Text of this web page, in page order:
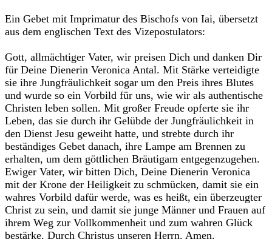
Ein Gebet mit Imprimatur des Bischofs von Iai, übersetzt
aus dem englischen Text des Vizepostulators:
Gott, allmächtiger Vater, wir preisen Dich und danken Dir
für Deine Dienerin Veronica Antal. Mit Stärke verteidigte
sie ihre Jungfräulichkeit sogar um den Preis ihres Blutes
und wurde so ein Vorbild für uns, wie wir als authentische
Christen leben sollen. Mit großer Freude opferte sie ihr
Leben, das sie durch ihr Gelübde der Jungfräulichkeit in
den Dienst Jesu geweiht hatte, und strebte durch ihr
beständiges Gebet danach, ihre Lampe am Brennen zu
erhalten, um dem göttlichen Bräutigam entgegenzugehen.
Ewiger Vater, wir bitten Dich, Deine Dienerin Veronica
mit der Krone der Heiligkeit zu schmücken, damit sie ein
wahres Vorbild dafür werde, was es heißt, ein überzeugter
Christ zu sein, und damit sie junge Männer und Frauen auf
ihrem Weg zur Vollkommenheit und zum wahren Glück
bestärke. Durch Christus unseren Herrn. Amen.